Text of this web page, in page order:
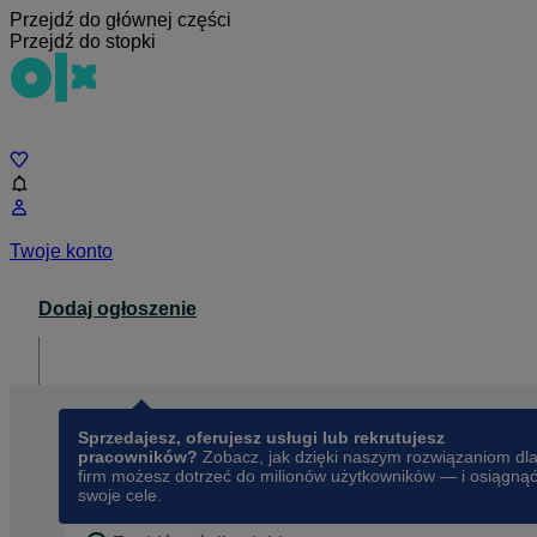
Przejdź do głównej części
Przejdź do stopki
Twoje konto
Dodaj ogłoszenie
Sprzedajesz, oferujesz usługi lub rekrutujesz
pracowników? Zobacz, jak dzięki naszym rozwiązaniom dla
firm możesz dotrzeć do milionów użytkowników — i osiągnąć
swoje cele.